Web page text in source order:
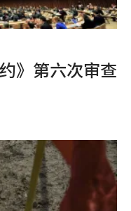
》第六次审查